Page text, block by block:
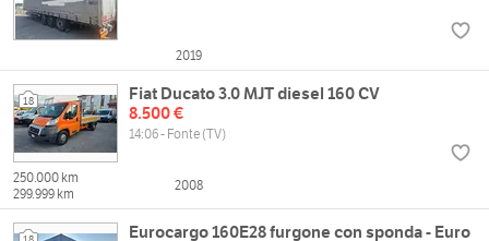
2019
18
Fiat Ducato 3.0 MJT diesel 160 CV
8.500 €
14:06 - Fonte (TV)
250.000 km
299.999 km
2008
Eurocargo 160E28 furgone con sponda - Euro